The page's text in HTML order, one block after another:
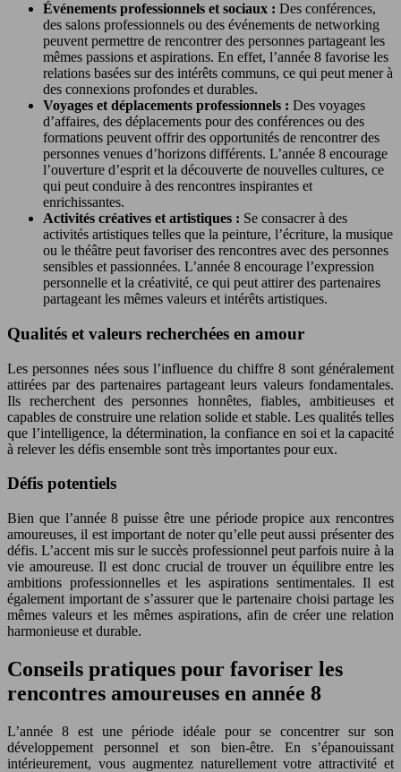
Événements professionnels et sociaux : Des conférences,
des salons professionnels ou des événements de networking
peuvent permettre de rencontrer des personnes partageant les
mêmes passions et aspirations. En effet, l’année 8 favorise les
relations basées sur des intérêts communs, ce qui peut mener à
des connexions profondes et durables.
Voyages et déplacements professionnels : Des voyages
d’affaires, des déplacements pour des conférences ou des
formations peuvent offrir des opportunités de rencontrer des
personnes venues d’horizons différents. L’année 8 encourage
l’ouverture d’esprit et la découverte de nouvelles cultures, ce
qui peut conduire à des rencontres inspirantes et
enrichissantes.
Activités créatives et artistiques : Se consacrer à des
activités artistiques telles que la peinture, l’écriture, la musique
ou le théâtre peut favoriser des rencontres avec des personnes
sensibles et passionnées. L’année 8 encourage l’expression
personnelle et la créativité, ce qui peut attirer des partenaires
partageant les mêmes valeurs et intérêts artistiques.
Qualités et valeurs recherchées en amour
Les personnes nées sous l’influence du chiffre 8 sont généralement
attirées par des partenaires partageant leurs valeurs fondamentales.
Ils recherchent des personnes honnêtes, fiables, ambitieuses et
capables de construire une relation solide et stable. Les qualités telles
que l’intelligence, la détermination, la confiance en soi et la capacité
à relever les défis ensemble sont très importantes pour eux.
Défis potentiels
Bien que l’année 8 puisse être une période propice aux rencontres
amoureuses, il est important de noter qu’elle peut aussi présenter des
défis. L’accent mis sur le succès professionnel peut parfois nuire à la
vie amoureuse. Il est donc crucial de trouver un équilibre entre les
ambitions professionnelles et les aspirations sentimentales. Il est
également important de s’assurer que le partenaire choisi partage les
mêmes valeurs et les mêmes aspirations, afin de créer une relation
harmonieuse et durable.
Conseils pratiques pour favoriser les
rencontres amoureuses en année 8
L’année 8 est une période idéale pour se concentrer sur son
développement personnel et son bien-être. En s’épanouissant
intérieurement, vous augmentez naturellement votre attractivité et